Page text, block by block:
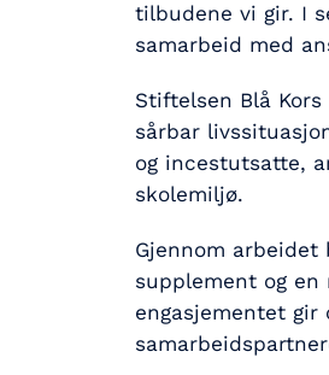
tilbudene vi gir. I
samarbeid med
Stiftelsen Blå
sårbar
og incestutsatte,
skolemiljø.
Gjennom
supplement og
engasjementet